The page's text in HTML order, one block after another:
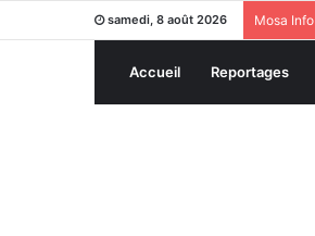
samedi, 8 août 2026 Mosa Info
Accueil
Reportages